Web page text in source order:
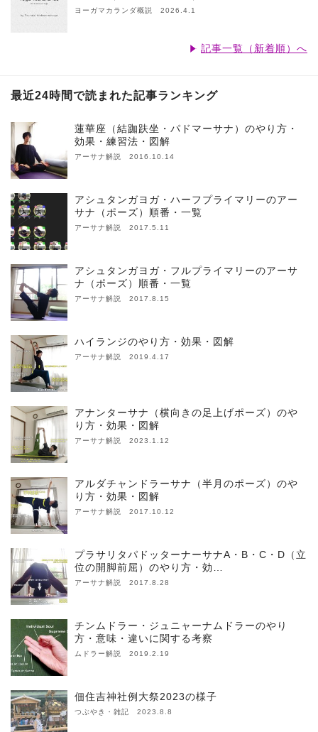
ヨーガマカランダ概説 2026.4.1
記事一覧（新着順）へ
最近24時間で読まれた記事ランキング
蓮華座（結跏趺坐・パドマーサナ）のやり方・
効果・練習法・図解
アーサナ解説 2016.10.14
アシュタンガヨガ・ハーフプライマリーのアー
サナ（ポーズ）順番・一覧
アーサナ解説 2017.5.11
アシュタンガヨガ・フルプライマリーのアーサ
ナ（ポーズ）順番・一覧
アーサナ解説 2017.8.15
ハイランジのやり方・効果・図解
アーサナ解説 2019.4.17
アナンターサナ（横向きの足上げポーズ）のや
り方・効果・図解
アーサナ解説 2023.1.12
アルダチャンドラーサナ（半月のポーズ）のや
り方・効果・図解
アーサナ解説 2017.10.12
プラサリタパドッターナーサナA・B・C・D（立
位の開脚前屈）のやり方・効…
アーサナ解説 2017.8.28
チンムドラー・ジュニャーナムドラーのやり
方・意味・違いに関する考察
ムドラー解説 2019.2.19
佃住吉神社例大祭2023の様子
つぶやき・雑記 2023.8.8